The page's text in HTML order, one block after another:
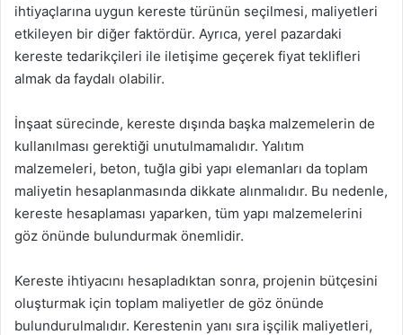
ihtiyaçlarına uygun kereste türünün seçilmesi, maliyetleri
etkileyen bir diğer faktördür. Ayrıca, yerel pazardaki
kereste tedarikçileri ile iletişime geçerek fiyat teklifleri
almak da faydalı olabilir.
İnşaat sürecinde, kereste dışında başka malzemelerin de
kullanılması gerektiği unutulmamalıdır. Yalıtım
malzemeleri, beton, tuğla gibi yapı elemanları da toplam
maliyetin hesaplanmasında dikkate alınmalıdır. Bu nedenle,
kereste hesaplaması yaparken, tüm yapı malzemelerini
göz önünde bulundurmak önemlidir.
Kereste ihtiyacını hesapladıktan sonra, projenin bütçesini
oluşturmak için toplam maliyetler de göz önünde
bulundurulmalıdır. Kerestenin yanı sıra işçilik maliyetleri,